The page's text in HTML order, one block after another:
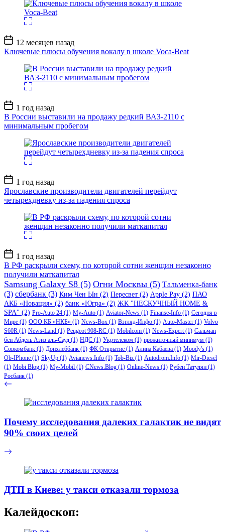
Дата
записи
12 месяцев назад
Ключевые плюсы обучения вокалу в школе Voca-Beat
Дата
записи
1 год назад
В России выставили на продажу редкий ВАЗ-2110 с
минимальным пробегом
Дата
записи
1 год назад
Ярославские производители двигателей перейдут
четырехдневку из-за падения спроса
Дата
записи
1 год назад
В РФ раскрыли схему, по которой сотни женщин незаконно
получили маткапитал
Samsung Galaxy S8 (5) Огни Москвы (5) Тальменка-банк
(3) сбербанк (3) Ким Чен Ын (2) Пересвет (2) Apple Pay (2) ПАО
АКБ «Новация» (2) банк «Югра» (2) ЖК "НЕСКУЧНЫЙ HOME &
SPA" (2) Pro-Auto 24 (1) My-Auto (1) Aviator-News (1) Finanse-Info (1) Сегодня в
Мире (1) ООО КБ «НКБ» (1) News-Box (1) Взгляд-Инфо (1) Auto-Master (1) Volvo
S60R (1) News-Land (1) Peugeot 908-RC (1) Mobilcom (1) News-Expert(1) Сальман
бен Абдель Азиз аль-Сауд (1) НДС (1) Укртелеком (1) прожиточный минимум (1)
Совкомбанк (1) Донхлеббанк (1) ФК Открытие (1) Алина Кабаева (1) Moody's (1)
Ob-IPhone (1) SkyUp (1) Avianews.Info (1) Tob-Biz (1) Autodrom.Info (1) Mir-Diesel
(1) Mobi Blog (1) My-Mobil (1) CNews.Blog (1) Online-News (1) Рубен Татулян (1)
Росбанк (1)
Почему исследования далеких галактик не видят
90% своих целей
ДТП в Киеве: у такси отказали тормоза
Калейдоскоп: